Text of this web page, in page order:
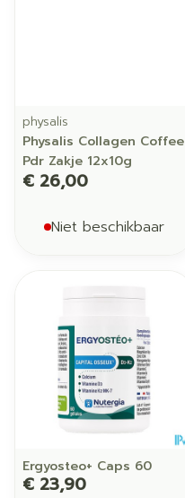
physalis
Physalis Collagen Coffee
Pdr Zakje 12x10g
€ 26,00
Niet beschikbaar
Ergyosteo+ Caps 60
€ 23,90